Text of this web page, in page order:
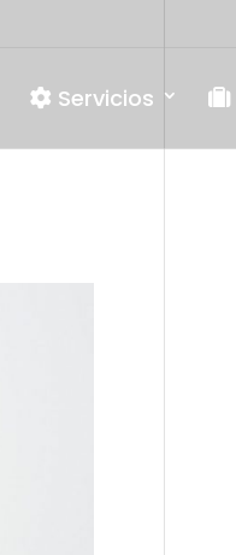
Servicios